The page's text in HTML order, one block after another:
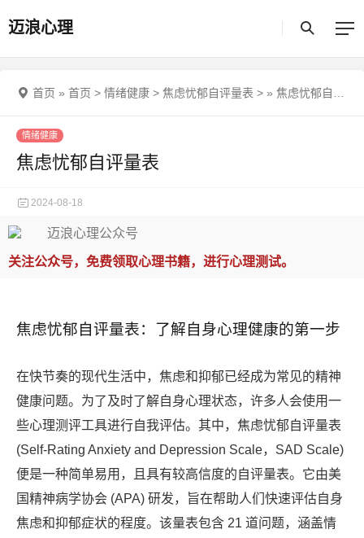
迈浪心理
首页 » 首页 > 情绪健康 > 焦虑忧郁自评量表 > » 焦虑忧郁自评量表
情绪健康
焦虑忧郁自评量表
2024-08-18
关注公众号，免费领取心理书籍，进行心理测试。
焦虑忧郁自评量表：了解自身心理健康的第一步
在快节奏的现代生活中，焦虑和抑郁已经成为常见的精神
健康问题。为了及时了解自身心理状态，许多人会使用一
些心理测评工具进行自我评估。其中，焦虑忧郁自评量表
(Self-Rating Anxiety and Depression Scale，SAD Scale)
便是一种简单易用，且具有较高信度的自评量表。它由美
国精神病学协会 (APA) 研发，旨在帮助人们快速评估自身
焦虑和抑郁症状的程度。该量表包含 21 道问题，涵盖情